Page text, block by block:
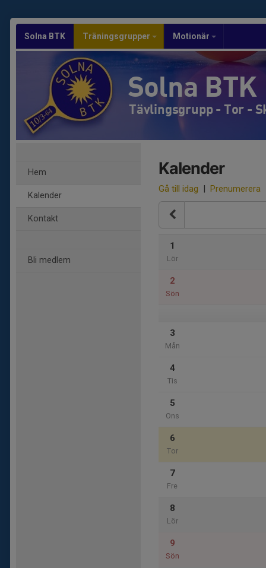
Solna BTK Träningsgrupper Motionär
Solna BTK
Tävlingsgrupp - Tor -
Hem
Kalender
Kontakt
Bli medlem
Kalender
Gå till idag | Prenumerera
1
Lör
2
Sön
3
Mån
4
Tis
5
Ons
6
Tor
7
Fre
8
Lör
9
Sön